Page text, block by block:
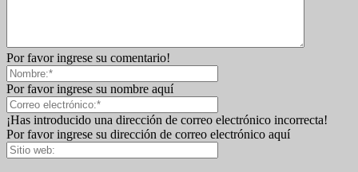
Por favor ingrese su comentario!
Por favor ingrese su nombre aquí
¡Has introducido una dirección de correo electrónico incorrecta!
Por favor ingrese su dirección de correo electrónico aquí